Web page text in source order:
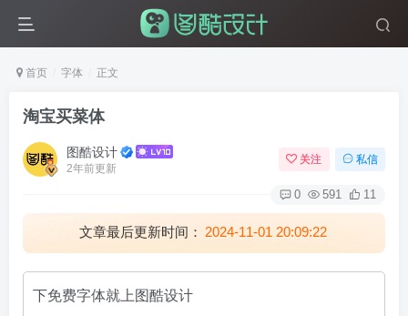
首页 字体 正文
淘宝买菜体
图酷设计
2年前更新
关注 私信
0 591 11
文章最后更新时间： 2024-11-01 20:09:22